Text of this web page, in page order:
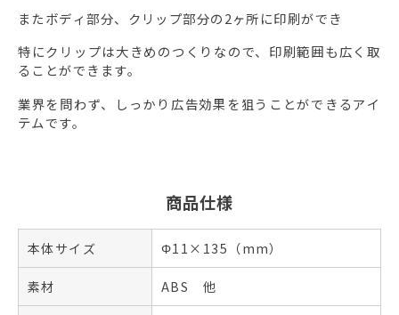
またボディ部分、クリップ部分の2ヶ所に印刷ができ
特にクリップは大きめのつくりなので、印刷範囲も広く取
ることができます。
業界を問わず、しっかり広告効果を狙うことができるアイ
テムです。
商品仕様
本体サイズ Φ11×135（mm）
素材 ABS 他